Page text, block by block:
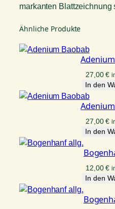
markanten Blattzeichnung
Ähnliche Produkte
27,00€
In den
27,00€
In den
12,00€
In den